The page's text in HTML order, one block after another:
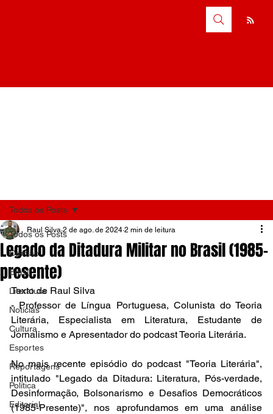
Todos os Posts
Opinião
Brasil
Literatura
Notícias
Cultura
Esportes
Reportagens
Política
Editorial
Todos os Posts
Legado da Ditadura Militar no Brasil (1985-
presente)
Raul Silva 2 de ago. de 2024 2 min de leitura
Texto de Raul Silva
- Professor de Língua Portuguesa, Colunista do Teoria
Literária, Especialista em Literatura, Estudante de
Jornalismo e Apresentador do podcast Teoria Literária.
No mais recente episódio do podcast "Teoria Literária",
intitulado "Legado da Ditadura: Literatura, Pós-verdade,
Desinformação, Bolsonarismo e Desafios Democráticos
(1985-Presente)", nos aprofundamos em uma análise